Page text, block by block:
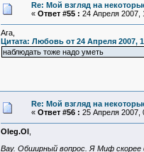
Re: Мой взгляд на
« Ответ #55 : 24 Апреля 2007,
Ага,
Цитата: Любовь от 24 Апреля 2007,
наблюдать тоже надо уметь
Re: Мой взгляд на
« Ответ #56 : 25 Апреля 2007,
Oleg.Ol
Вау. Обширный вопрос. Я Миф